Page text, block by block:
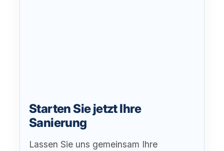
Starten Sie jetzt Ihre
Sanierung
Lassen Sie uns gemeinsam Ihre